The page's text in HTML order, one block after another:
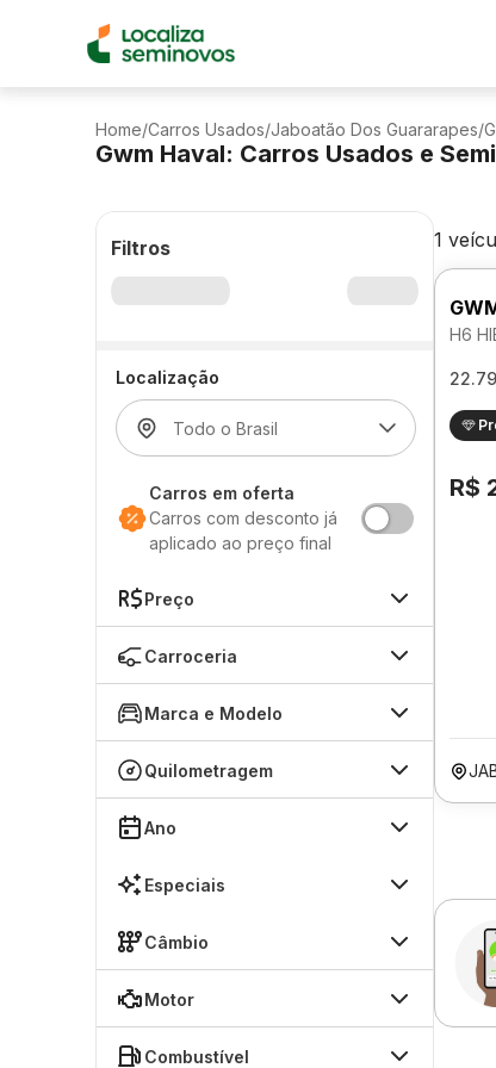
Home/Carros Usados/Jaboatão Dos Guararapes/
Gwm Haval: Carros Usados e
Filtros
Localização
Carros em oferta
Carros com desconto já
aplicado ao preço final
Preço
Carroceria
Marca e Modelo
Quilometragem
Ano
Especiais
Câmbio
Motor
Combustível
1
H6
R$